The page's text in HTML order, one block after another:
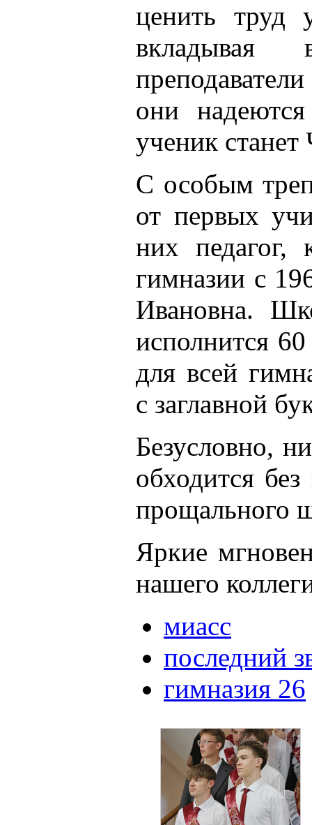
ценить труд
они
ученик
С особым
от первых
них педагог,
гимназии с
Ивановна.
исполнится
для всей
с заглавной
Безусловно,
обходится
прощального
Яркие
нашего
миасс
последний
гимназия 26